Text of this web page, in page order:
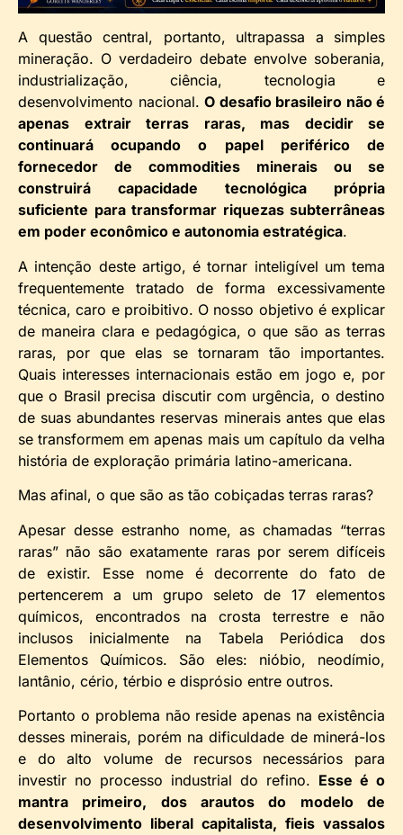
A questão central, portanto, ultrapassa a simples
mineração. O verdadeiro debate envolve soberania,
industrialização, ciência, tecnologia e
desenvolvimento nacional. O desafio brasileiro não é
apenas extrair terras raras, mas decidir se
continuará ocupando o papel periférico de
fornecedor de commodities minerais ou se
construirá capacidade tecnológica própria
suficiente para transformar riquezas subterrâneas
em poder econômico e autonomia estratégica.
A intenção deste artigo, é tornar inteligível um tema
frequentemente tratado de forma excessivamente
técnica, caro e proibitivo. O nosso objetivo é explicar
de maneira clara e pedagógica, o que são as terras
raras, por que elas se tornaram tão importantes.
Quais interesses internacionais estão em jogo e, por
que o Brasil precisa discutir com urgência, o destino
de suas abundantes reservas minerais antes que elas
se transformem em apenas mais um capítulo da velha
história de exploração primária latino-americana.
Mas afinal, o que são as tão cobiçadas terras raras?
Apesar desse estranho nome, as chamadas “terras
raras” não são exatamente raras por serem difíceis
de existir. Esse nome é decorrente do fato de
pertencerem a um grupo seleto de 17 elementos
químicos, encontrados na crosta terrestre e não
inclusos inicialmente na Tabela Periódica dos
Elementos Químicos. São eles: nióbio, neodímio,
lantânio, cério, térbio e disprósio entre outros.
Portanto o problema não reside apenas na existência
desses minerais, porém na dificuldade de minerá-los
e do alto volume de recursos necessários para
investir no processo industrial do refino. Esse é o
mantra primeiro, dos arautos do modelo de
desenvolvimento liberal capitalista, fieis vassalos